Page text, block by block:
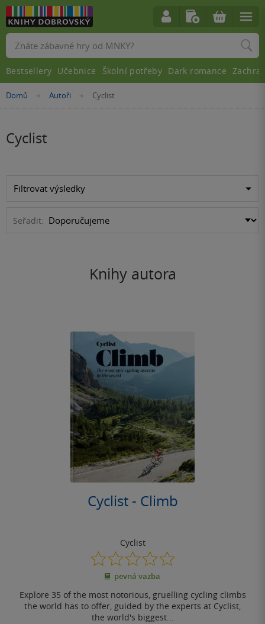
Nacházíte
Domů »Autoři »
Cyclist
Cyclist
Filtrovat výsledky
Seřadit:
Knihy autora
Cyclist - Climb
Cyclist
0.0
z
5
pevná vazba
Explore 35 of the most notorious, gruelling cycling climbs
the world has to offer, guided by the experts at Cyclist,
the world's biggest...
Vyhledávání
Bestsellery Učebnice Školní potřeby Dark romance